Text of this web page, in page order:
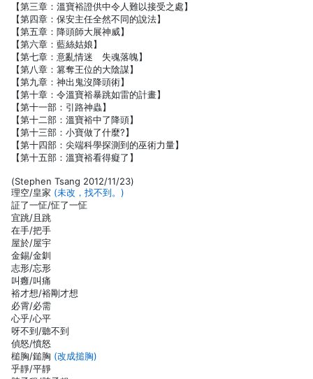
【第三章：溫寶裕證供中令人難以接受之處】
【第四章：保安主任全然不同的說法】
【第五章：降頭師大展神威】
【第六章：藍絲姑娘】
【第七章：意亂情迷 失魂落魄】
【第八章：篡奪王位的大陰謀】
【第九章：神出鬼沒降頭術】
【第十章：令溫寶裕暴跳如雷的計畫】
【第十一部：引路神蟲】
【第十二部：溫寶裕中了降頭】
【第十三部：小寶做了什麼?】
【第十四部：尖端科學探測到的巫術力量】
【第十五部：溫寶裕看得癡了】
(Stephen Tsang 2012/11/23)
理空/皇家 (未改，找不到。)
証了一怔/怔了一怔
宜跳/且跳
在手/把手
屋於/屋宇
金錫/金釧
志形/忘形
叫癰/叫痛
裕才想/裕剛才想
必霄/必需
心乎/心平
呀不到/聽不到
偵怒/憤怒
槌胸/鎚胸 (改成搥胸)
乎靜/平靜